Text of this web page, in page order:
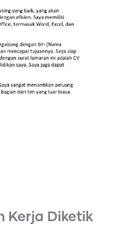
Kerja Diketik